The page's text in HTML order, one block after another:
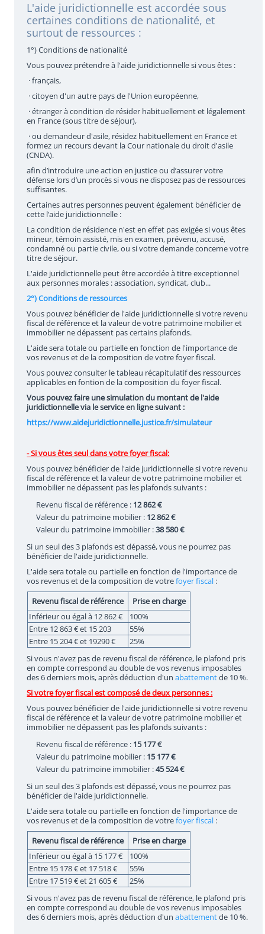
L'aide juridictionnelle est accordée sous
certaines conditions de nationalité, et
surtout de ressources :
1°) Conditions de nationalité
Vous pouvez prétendre à l'aide juridictionnelle si vous êtes :
· français,
· citoyen d'un autre pays de l'Union européenne,
· étranger à condition de résider habituellement et légalement
en France (sous titre de séjour),
· ou demandeur d'asile, résidez habituellement en France et
formez un recours devant la Cour nationale du droit d'asile
(CNDA).
afin d’introduire une action en justice ou d’assurer votre
défense lors d’un procès si vous ne disposez pas de ressources
suffisantes.
Certaines autres personnes peuvent également bénéficier de
cette l’aide juridictionnelle :
La condition de résidence n'est en effet pas exigée si vous êtes
mineur, témoin assisté, mis en examen, prévenu, accusé,
condamné ou partie civile, ou si votre demande concerne votre
titre de séjour.
L'aide juridictionnelle peut être accordée à titre exceptionnel
aux personnes morales : association, syndicat, club...
2°) Conditions de ressources
Vous pouvez bénéficier de l'aide juridictionnelle si votre revenu
fiscal de référence et la valeur de votre patrimoine mobilier et
immobilier ne dépassent pas certains plafonds.
L'aide sera totale ou partielle en fonction de l'importance de
vos revenus et de la composition de votre foyer fiscal.
Vous pouvez consulter le tableau récapitulatif des ressources
applicables en fontion de la composition du foyer fiscal.
Vous pouvez faire une simulation du montant de l'aide
juridictionnelle via le service en ligne suivant :
https://www.aidejuridictionnelle.justice.fr/simulateur
- Si vous êtesseuldans votre foyer fiscal:
Vous pouvez bénéficier de l'aide juridictionnelle si votre revenu
fiscal de référence et la valeur de votre patrimoine mobilier et
immobilier ne dépassent pas les plafonds suivants :
Revenu fiscal de référence : 12 862 €
Valeur du patrimoine mobilier : 12 862 €
Valeur du patrimoine immobilier :38 580 €
Si un seul des 3 plafonds est dépassé, vous ne pourrez pas
bénéficier de l'aide juridictionnelle.
L'aide sera totale ou partielle en fonction de l'importance de
vos revenus et de la composition de votrefoyer fiscal :
Revenu fiscal de référence
Prise en charge
Inférieur ou égal à 12 862 €
100%
Entre 12 863 € et 15 203
55%
Entre 15 204 € et 19290 €
25%
Si vous n'avez pas de revenu fiscal de référence, le plafond pris
en compte correspond au double de vos revenus imposables
des 6 derniers mois, après déduction d'unabattementde 10 %.
Si votre foyer fiscal est composé de deux personnes :
Vous pouvez bénéficier de l'aide juridictionnelle si votre revenu
fiscal de référence et la valeur de votre patrimoine mobilier et
immobilier ne dépassent pas les plafonds suivants :
Revenu fiscal de référence : 15 177 €
Valeur du patrimoine mobilier : 15 177 €
Valeur du patrimoine immobilier :45 524 €
Si un seul des 3 plafonds est dépassé, vous ne pourrez pas
bénéficier de l'aide juridictionnelle.
L'aide sera totale ou partielle en fonction de l'importance de
vos revenus et de la composition de votrefoyer fiscal :
Revenu fiscal de référence
Prise en charge
Inférieur ou égal à 15 177 €
100%
Entre 15 178 € et 17 518 €
55%
Entre 17 519 € et 21 605 €
25%
Si vous n'avez pas de revenu fiscal de référence, le plafond pris
en compte correspond au double de vos revenus imposables
des 6 derniers mois, après déduction d'unabattementde 10 %.